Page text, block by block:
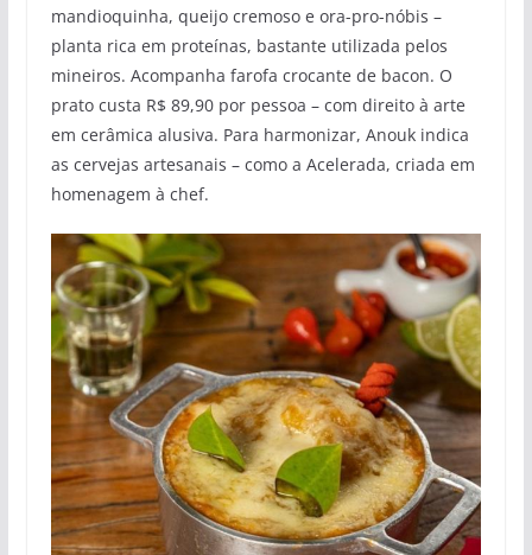
mandioquinha, queijo cremoso e ora-pro-nóbis –
planta rica em proteínas, bastante utilizada pelos
mineiros. Acompanha farofa crocante de bacon. O
prato custa R$ 89,90 por pessoa – com direito à arte
em cerâmica alusiva. Para harmonizar, Anouk indica
as cervejas artesanais – como a Acelerada, criada em
homenagem à chef.